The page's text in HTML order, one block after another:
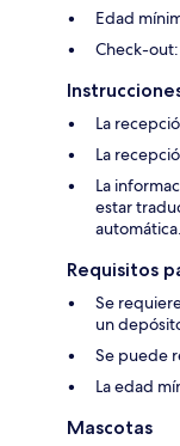
Edad
Check-
La
La
La
estar
automática.
Requisitos
Se
un
Se puede
La edad
Mascotas